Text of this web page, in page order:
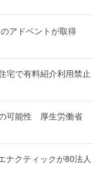
アドベントが取得
で有料紹介利用禁止
可能性 厚生労働省
クティックが80法人